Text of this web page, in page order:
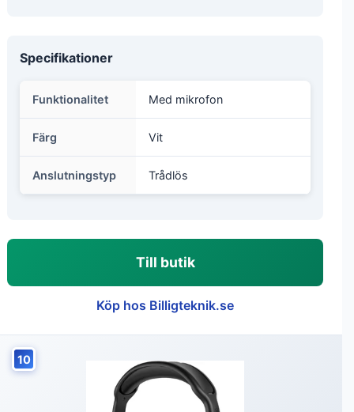
Specifikationer
Funktionalitet Med mikrofon
Färg Vit
Anslutningstyp Trådlös
Till butik
Köp hos Billigteknik.se
10